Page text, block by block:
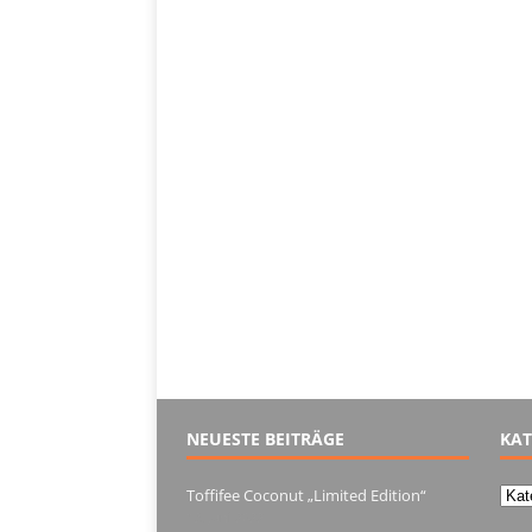
NEUESTE BEITRÄGE
Toffifee Coconut „Limited Edition“